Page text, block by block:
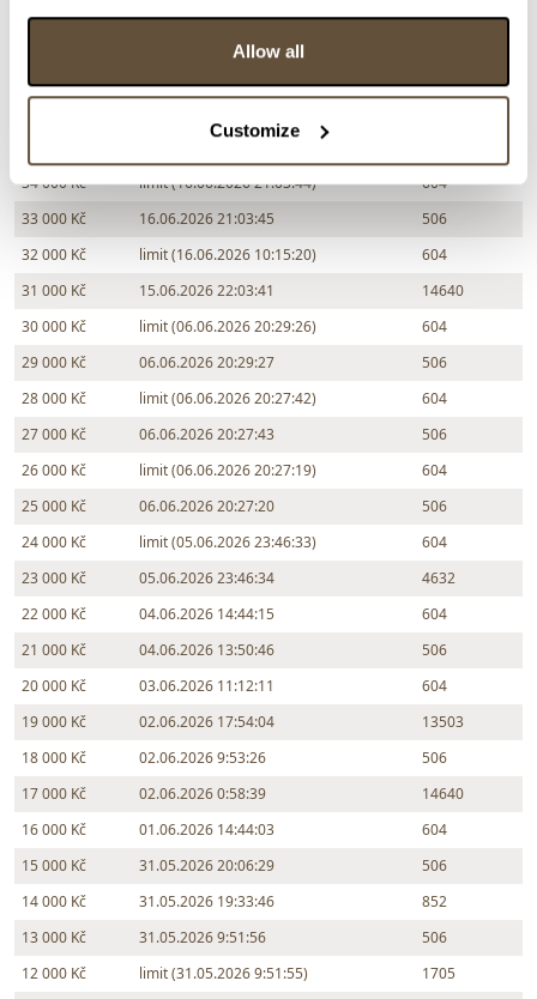
Allow all
Customize
34 000 Kč
limit (16.06.2026 21:03:44)
604
33 000 Kč
16.06.2026 21:03:45
506
32 000 Kč
limit (16.06.2026 10:15:20)
604
31 000 Kč
15.06.2026 22:03:41
14640
30 000 Kč
limit (06.06.2026 20:29:26)
604
29 000 Kč
06.06.2026 20:29:27
506
28 000 Kč
limit (06.06.2026 20:27:42)
604
27 000 Kč
06.06.2026 20:27:43
506
26 000 Kč
limit (06.06.2026 20:27:19)
604
25 000 Kč
06.06.2026 20:27:20
506
24 000 Kč
limit (05.06.2026 23:46:33)
604
23 000 Kč
05.06.2026 23:46:34
4632
22 000 Kč
04.06.2026 14:44:15
604
21 000 Kč
04.06.2026 13:50:46
506
20 000 Kč
03.06.2026 11:12:11
604
19 000 Kč
02.06.2026 17:54:04
13503
18 000 Kč
02.06.2026 9:53:26
506
17 000 Kč
02.06.2026 0:58:39
14640
16 000 Kč
01.06.2026 14:44:03
604
15 000 Kč
31.05.2026 20:06:29
506
14 000 Kč
31.05.2026 19:33:46
852
13 000 Kč
31.05.2026 9:51:56
506
12 000 Kč
limit (31.05.2026 9:51:55)
1705